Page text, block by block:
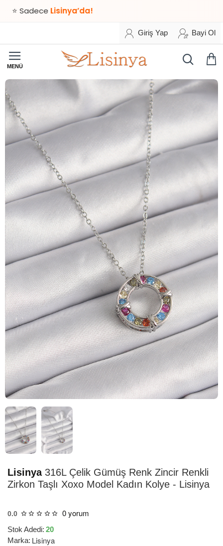
Lisinya’da!
Giriş Yap Bayi Ol
TESLİMAT
Lisinya316L Çelik Gümüş Renk Zincir Renkli
Zirkon Taşlı Xoxo Model Kadın Kolye - Lisinya
0.0 0 yorum
Stok Adedi: 20
Marka: Lisinya